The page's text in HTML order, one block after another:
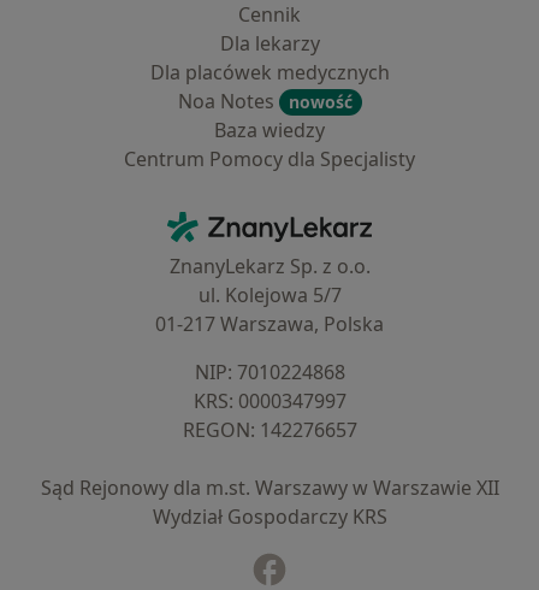
Cennik
Dla lekarzy
Dla placówek medycznych
Noa Notes
nowość
Baza wiedzy
Centrum Pomocy dla Specjalisty
ZnanyLekarz - Strona główna
ZnanyLekarz Sp. z o.o.
ul. Kolejowa 5/7
01-217 Warszawa, Polska
NIP: ⁠7010224868
KRS: ⁠0000347997
REGON: ⁠142276657
Sąd Rejonowy dla m.st. Warszawy w Warszawie XII
Wydział Gospodarczy KRS